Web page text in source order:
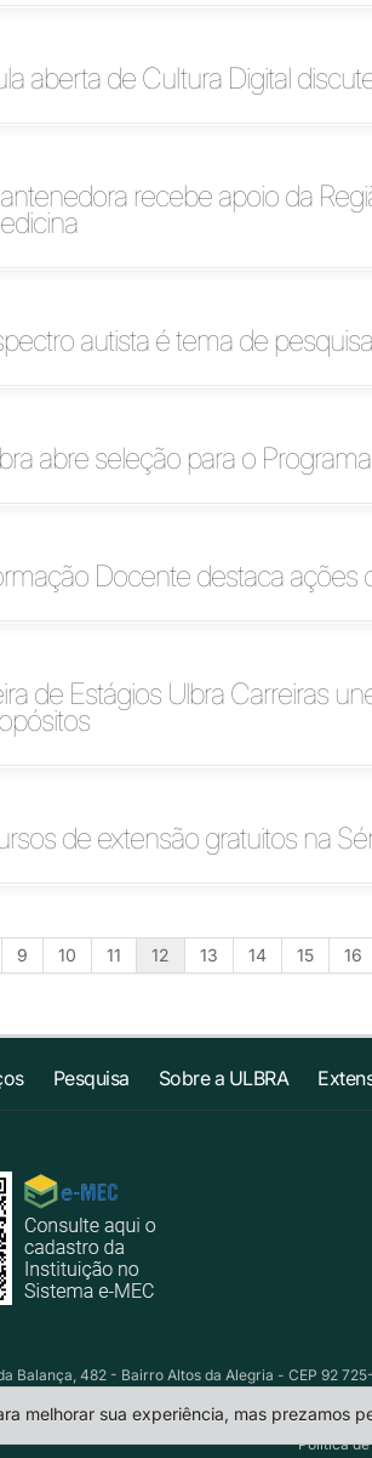
aberta de Cultura Digital
recebe apoio da
autista é tema de
abre seleção para o
Docente destaca ações
de Estágios Ulbra Carreiras
de extensão gratuitos na
9 10 11 12 13 14 15 16
Pesquisa Sobre a ULBRA
Balança, 482 - Bairro Altos da Alegria - CEP 92
Política
melhorar sua experiência, mas prezamos